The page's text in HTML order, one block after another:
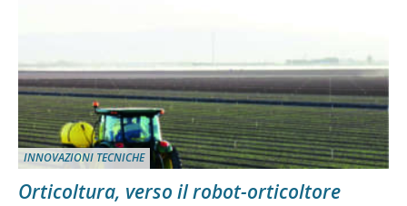
INNOVAZIONI TECNICHE
Orticoltura, verso il robot-orticoltore